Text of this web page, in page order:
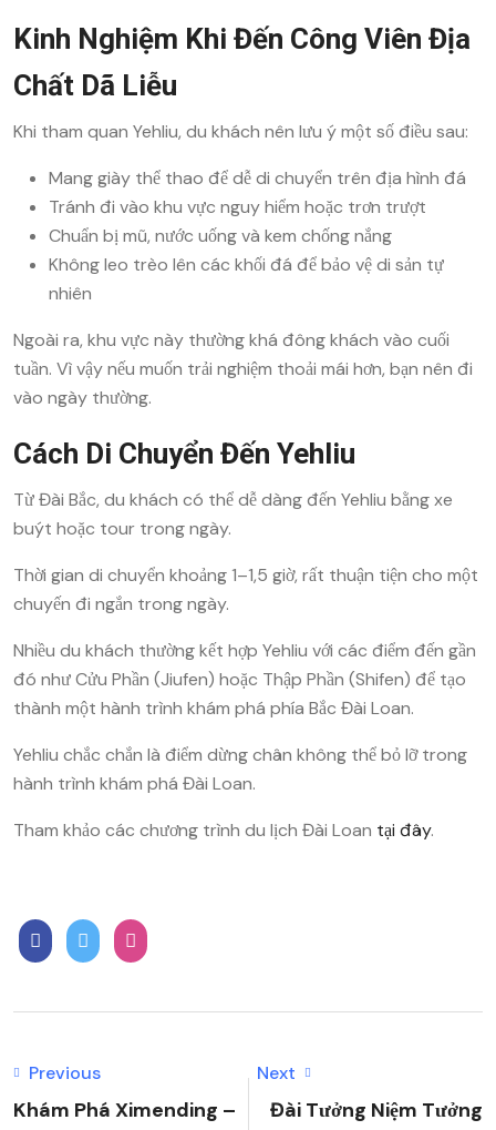
Kinh Nghiệm Khi Đến Công Viên Địa
Chất Dã Liễu
Khi tham quan Yehliu, du khách nên lưu ý một số điều sau:
Mang giày thể thao để dễ di chuyển trên địa hình đá
Tránh đi vào khu vực nguy hiểm hoặc trơn trượt
Chuẩn bị mũ, nước uống và kem chống nắng
Không leo trèo lên các khối đá để bảo vệ di sản tự
nhiên
Ngoài ra, khu vực này thường khá đông khách vào cuối
tuần. Vì vậy nếu muốn trải nghiệm thoải mái hơn, bạn nên đi
vào ngày thường.
Cách Di Chuyển Đến Yehliu
Từ Đài Bắc, du khách có thể dễ dàng đến Yehliu bằng xe
buýt hoặc tour trong ngày.
Thời gian di chuyển khoảng 1–1,5 giờ, rất thuận tiện cho một
chuyến đi ngắn trong ngày.
Nhiều du khách thường kết hợp Yehliu với các điểm đến gần
đó như Cửu Phần (Jiufen) hoặc Thập Phần (Shifen) để tạo
thành một hành trình khám phá phía Bắc Đài Loan.
Yehliu chắc chắn là điểm dừng chân không thể bỏ lỡ trong
hành trình khám phá Đài Loan.
Tham khảo các chương trình du lịch Đài Loan tại đây.
Previous
Khám Phá Ximending –
Next
Đài Tưởng Niệm Tưởng